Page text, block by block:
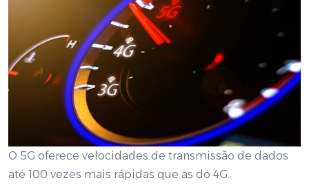
O 5G oferece velocidades de transmissão de dados
até 100 vezes mais rápidas que as do 4G.